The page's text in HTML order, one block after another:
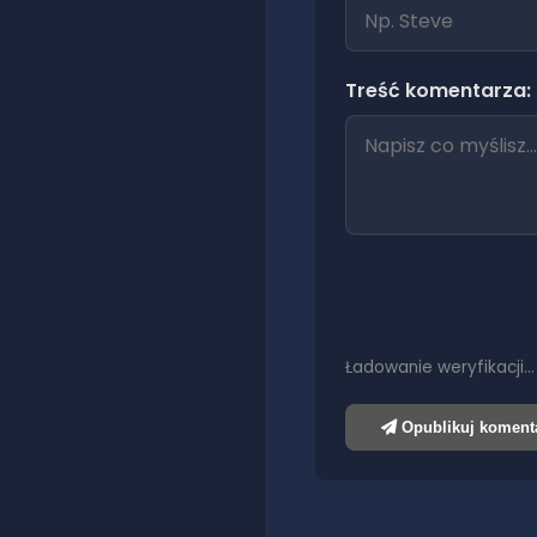
Treść komentarza:
Ładowanie weryfikacji…
Opublikuj